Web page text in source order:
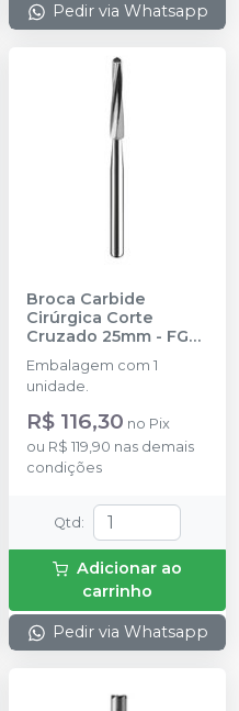
Pedir via Whatsapp
Broca Carbide
Cirúrgica Corte
Cruzado 25mm - FG
162
PRIMA DENTAL
BY ANGELUS
Embalagem com 1
unidade.
R$ 116,30 no Pix
ou R$ 119,90 nas demais
condições
Qtd :
Adicionar ao
carrinho
Pedir via Whatsapp